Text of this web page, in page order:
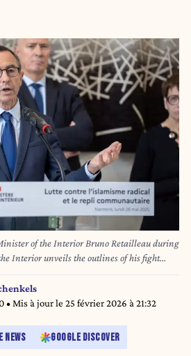
of the Interior Bruno Retailleau during
Interior unveils the outlines of his fight
days after the publication of the report
wishes to put in place to "tackle Islamist
Hauts-de-Seine prefecture in Nanterre
• Mis à jour le 25 février 2026 à 21:32
NEWS GOOGLE DISCOVER